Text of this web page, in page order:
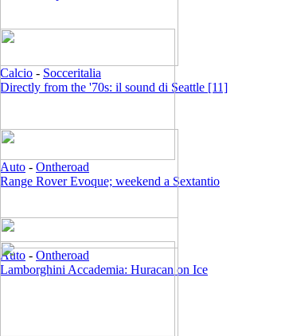
Calcio - Socceritalia
Directly from the '70s: il sound di Seattle [11]
Auto - Ontheroad
Range Rover Evoque; weekend a Sextantio
Auto - Ontheroad
Lamborghini Accademia: Huracan on Ice